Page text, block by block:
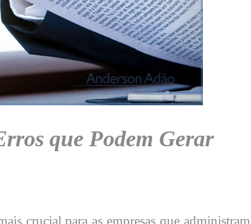
que Podem Gerar
crucial para as empresas que administram